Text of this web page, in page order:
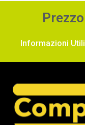
Informazioni